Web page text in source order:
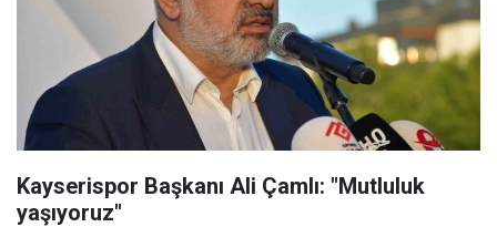
Kayserispor Başkanı Ali Çamlı: "Mutluluk
yaşıyoruz"